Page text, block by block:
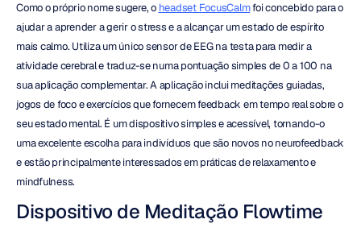
Como o próprio nome sugere, o headset FocusCalm foi concebido para o
ajudar a aprender a gerir o stress e a alcançar um estado de espírito
mais calmo. Utiliza um único sensor de EEG na testa para medir a
atividade cerebral e traduz-se numa pontuação simples de 0 a 100 na
sua aplicação complementar. A aplicação inclui meditações guiadas,
jogos de foco e exercícios que fornecem feedback em tempo real sobre o
seu estado mental. É um dispositivo simples e acessível, tornando-o
uma excelente escolha para indivíduos que são novos no neurofeedback
e estão principalmente interessados em práticas de relaxamento e
mindfulness.
Dispositivo de Meditação Flowtime